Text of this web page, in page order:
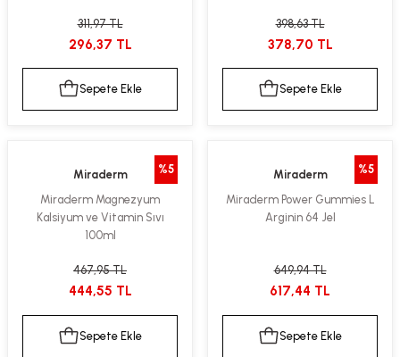
311,97 TL
296,37 TL
Sepete Ekle
398,63 TL
378,70 TL
Sepete Ekle
%5
Miraderm
Miraderm Magnezyum
Kalsiyum ve Vitamin Sıvı
100ml
467,95 TL
444,55 TL
Sepete Ekle
%5
Miraderm
Miraderm Power Gummies L
Arginin 64 Jel
649,94 TL
617,44 TL
Sepete Ekle